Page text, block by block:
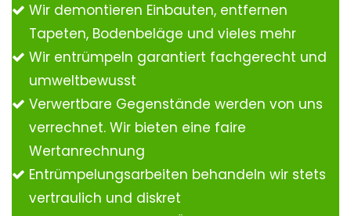
Wir demontieren Einbauten, entfernen
Tapeten, Bodenbeläge und vieles mehr
Wir entrümpeln garantiert fachgerecht und
umweltbewusst
Verwertbare Gegenstände werden von uns
verrechnet. Wir bieten eine faire
Wertanrechnung
Entrümpelungsarbeiten behandeln wir stets
vertraulich und diskret